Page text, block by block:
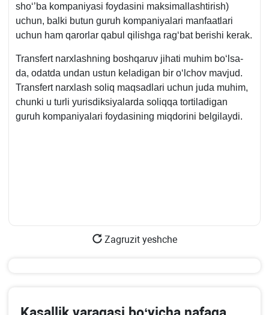
shoʻ’ba kompaniyasi foydasini maksimallashtirish)
uchun, balki butun guruh kompaniyalari manfaatlari
uchun ham qarorlar qabul qilishga ragʻbat berishi kerak.
Transfert narхlashning boshqaruv jihati muhim boʻlsa-
da, odatda undan ustun keladigan bir oʻlchov mavjud.
Transfert narхlash soliq maqsadlari uchun juda muhim,
chunki u turli yurisdiksiyalarda soliqqa tortiladigan
guruh kompaniyalari foydasining miqdorini belgilaydi.
Zagruzit yeshche